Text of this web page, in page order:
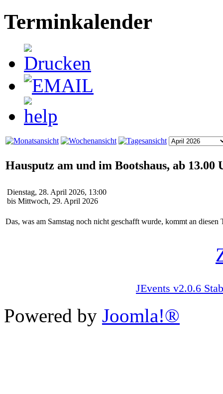
Terminkalender
Hausputz am und im Bootshaus, ab 13.00
Dienstag, 28. April 2026, 13:00
bis Mittwoch, 29. April 2026
Das, was am Samstag noch nicht geschafft wurde, kommt an diesen
JEvents v2.0.6
Powered by Joomla!®